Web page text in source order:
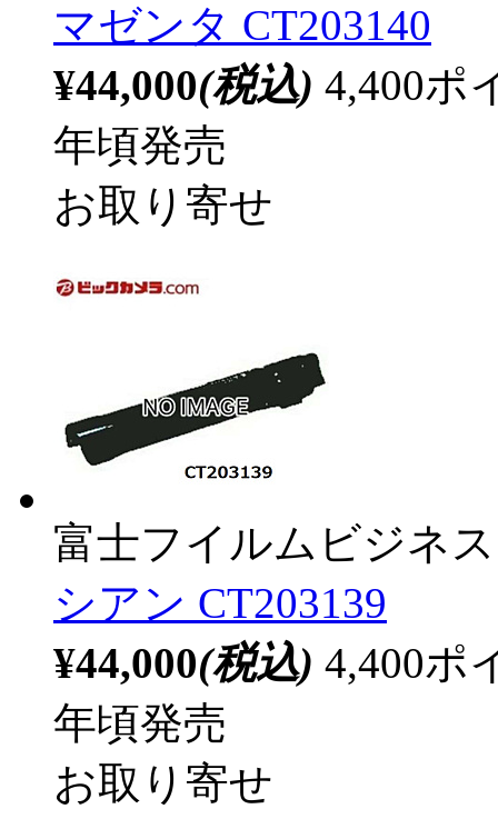
マゼンタ CT203140
¥44,000(税込) 4,400ポ
年頃発売
お取り寄せ
富士フイルムビジネ
シアン CT203139
¥44,000(税込) 4,400ポ
年頃発売
お取り寄せ